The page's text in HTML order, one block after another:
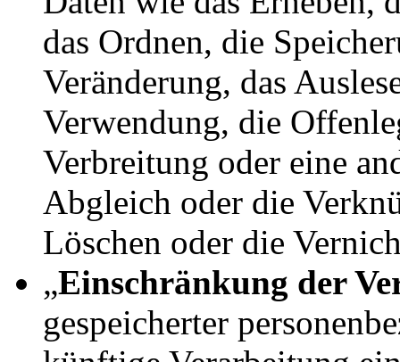
das Ordnen, die
Veränderung, das
Verwendung, die
Verbreitung oder eine
Abgleich oder die
Löschen oder die
„Einschränkung der
gespeicherter